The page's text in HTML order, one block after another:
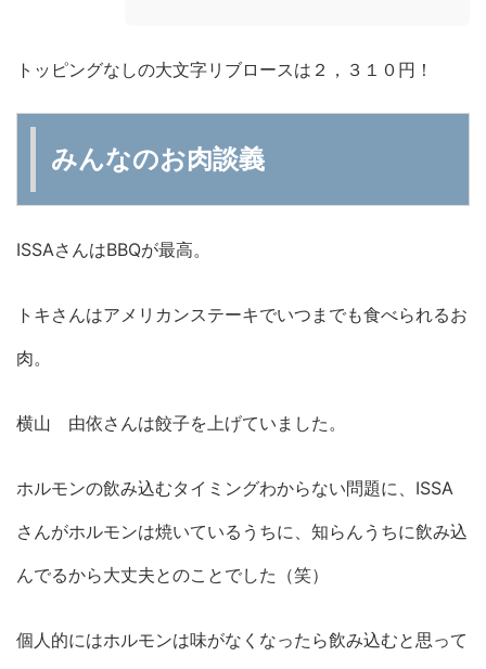
トッピングなしの大文字リブロースは２，３１０円！
みんなのお肉談義
ISSAさんはBBQが最高。
トキさんはアメリカンステーキでいつまでも食べられるお
肉。
横山 由依さんは餃子を上げていました。
ホルモンの飲み込むタイミングわからない問題に、ISSA
さんがホルモンは焼いているうちに、知らんうちに飲み込
んでるから大丈夫とのことでした（笑）
個人的にはホルモンは味がなくなったら飲み込むと思って